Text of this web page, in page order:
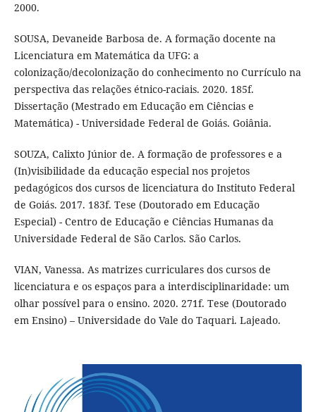
2000.
SOUSA, Devaneide Barbosa de. A formação docente na
Licenciatura em Matemática da UFG: a
colonização/decolonização do conhecimento no Currículo na
perspectiva das relações étnico-raciais. 2020. 185f.
Dissertação (Mestrado em Educação em Ciências e
Matemática) - Universidade Federal de Goiás. Goiânia.
SOUZA, Calixto Júnior de. A formação de professores e a
(In)visibilidade da educação especial nos projetos
pedagógicos dos cursos de licenciatura do Instituto Federal
de Goiás. 2017. 183f. Tese (Doutorado em Educação
Especial) - Centro de Educação e Ciências Humanas da
Universidade Federal de São Carlos. São Carlos.
VIAN, Vanessa. As matrizes curriculares dos cursos de
licenciatura e os espaços para a interdisciplinaridade: um
olhar possível para o ensino. 2020. 271f. Tese (Doutorado
em Ensino) – Universidade do Vale do Taquari. Lajeado.